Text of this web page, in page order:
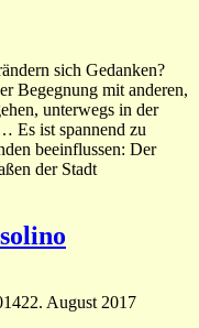
sich Gedanken?
Begegnung mit anderen,
unterwegs in der
Es ist spannend zu
beeinflussen: Der
der Stadt
22. August 2017